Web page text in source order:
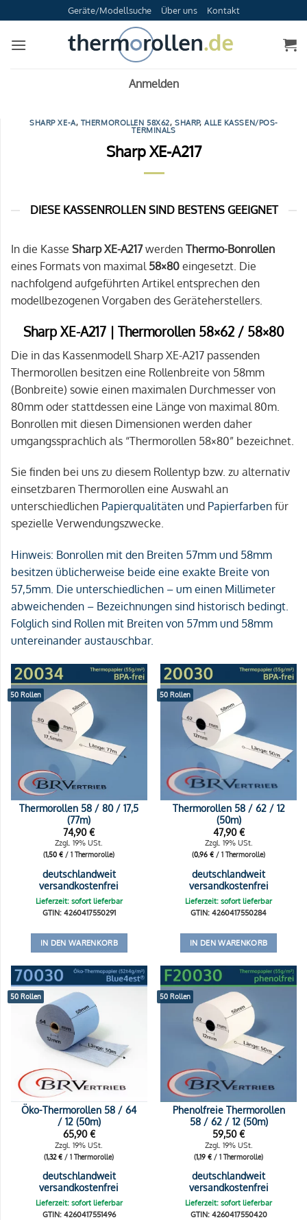
Inhalt
springen
Geräte/Modellsuche Über uns Kontakt
Anmelden
SHARP XE-A, THERMOROLLEN 58X62,SHARP, ALLE KASSEN/POS-
TERMINALS
Sharp XE-A217
DIESE KASSENROLLEN SIND BESTENS GEEIGNET
In die Kasse Sharp XE-A217werden Thermo-Bonrollen
eines Formats von maximal 58×80 eingesetzt. Die
nachfolgend aufgeführten Artikel entsprechen den
modellbezogenen Vorgaben des Geräteherstellers.
Sharp XE-A217 | Thermorollen 58×62 / 58×80
Die in das Kassenmodell Sharp XE-A217 passenden
Thermorollen besitzen eine Rollenbreite von 58mm
(Bonbreite) sowie einen maximalen Durchmesser von
80mm oder stattdessen eine Länge von maximal 80m.
Bonrollen mit diesen Dimensionen werden daher
umgangssprachlich als “Thermorollen 58×80” bezeichnet.
Sie finden bei uns zu diesem Rollentyp bzw. zu alternativ
einsetzbaren Thermorollen eine Auswahl an
unterschiedlichen Papierqualitäten und Papierfarben für
spezielle Verwendungszwecke.
Hinweis: Bonrollen mit den Breiten 57mm und 58mm
besitzen üblicherweise beide eine exakte Breite von
57,5mm. Die unterschiedlichen – um einen Millimeter
abweichenden – Bezeichnungen sind historisch bedingt.
Folglich sind Rollen mit Breiten von 57mm und 58mm
untereinander austauschbar.
50 Rollen
Thermorollen 58 / 80 / 17,5
(77m)
74,90€
Zzgl. 19% USt.
(1,50€ / 1 Thermorolle)
deutschlandweit
versandkostenfrei
Lieferzeit: sofort lieferbar
GTIN: 4260417550291
IN DEN WARENKORB
50 Rollen
Thermorollen 58 / 62 / 12
(50m)
47,90€
Zzgl. 19% USt.
(0,96€ / 1 Thermorolle)
deutschlandweit
versandkostenfrei
Lieferzeit: sofort lieferbar
GTIN: 4260417550284
IN DEN WARENKORB
50 Rollen
Öko-Thermorollen 58 / 64
/ 12 (50m)
65,90€
Zzgl. 19% USt.
(1,32€ / 1 Thermorolle)
deutschlandweit
versandkostenfrei
Lieferzeit: sofort lieferbar
GTIN: 4260417551496
50 Rollen
Phenolfreie Thermorollen
58 / 62 / 12 (50m)
59,50€
Zzgl. 19% USt.
(1,19€ / 1 Thermorolle)
deutschlandweit
versandkostenfrei
Lieferzeit: sofort lieferbar
GTIN: 4260417550420